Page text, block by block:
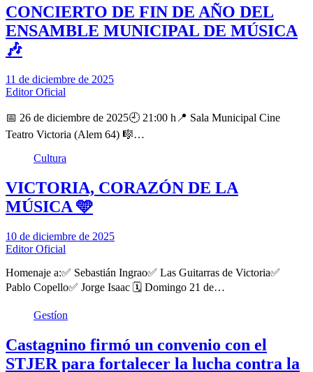
CONCIERTO DE FIN DE AÑO DEL
ENSAMBLE MUNICIPAL DE MÚSICA
🎶
11 de diciembre de 2025
Editor Oficial
📅 26 de diciembre de 2025🕘 21:00 h📍 Sala Municipal Cine
Teatro Victoria (Alem 64) 🎼…
Cultura
VICTORIA, CORAZÓN DE LA
MÚSICA 🩵
10 de diciembre de 2025
Editor Oficial
Homenaje a:✅ Sebastián Ingrao✅ Las Guitarras de Victoria✅
Pablo Copello✅ Jorge Isaac 🗓️ Domingo 21 de…
Gestíon
Castagnino firmó un convenio con el
STJER para fortalecer la lucha contra la